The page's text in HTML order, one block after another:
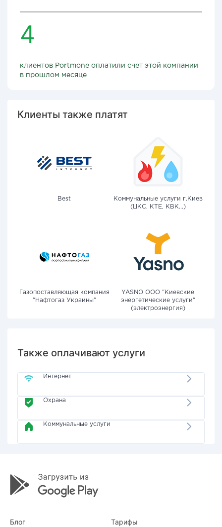
4
клиентов Portmone оплатили счет этой компании
в прошлом месяце
Клиенты также платят
Best
Коммунальные услуги г.Киев
(ЦКС, КТЕ, КВК...)
Газопоставляющая компания
"Нафтогаз Украины"
YASNO OOO "Киевские
энергетические услуги"
(электроэнергия)
Также оплачивают услуги
Интернет
Охрана
Коммунальные услуги
Блог Тарифы